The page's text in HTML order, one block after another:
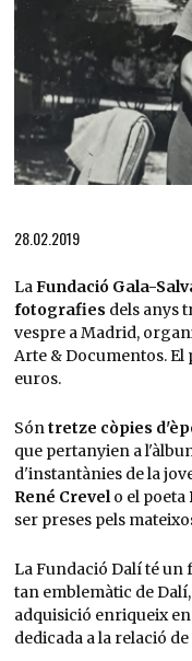
28.02.2019
LaFundació Gala-
fotografies dels anys
vespre a Madrid,
Arte & Documentos. El
euros.
Sóntretze còpies
que pertanyien a
d'instantànies de la
René Crevelo el poeta
ser preses pels
La Fundació Dalí té
tan emblemàtic de
adquisició enriqueix
dedicada a la relació